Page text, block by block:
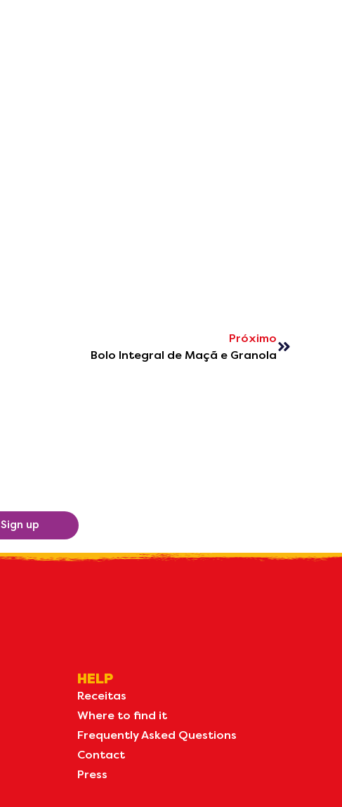
Próximo
Bolo Integral de Maçã e Granola
Sign up
HELP
Receitas
Where to find it
Frequently Asked Questions
Contact
Press